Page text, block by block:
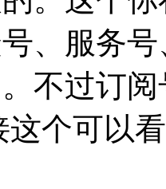
、服务
不过订
这个可以